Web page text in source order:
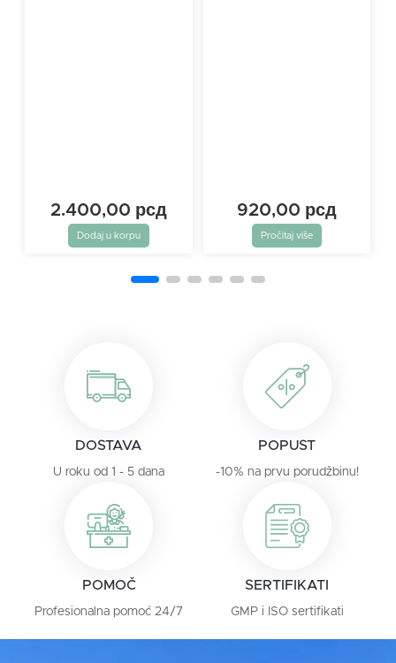
2.400,00 рсд
Dodaj u korpu
920,00 рсд
Pročitaj više
DOSTAVA
U roku od 1 - 5 dana
POPUST
-10% na prvu porudžbinu!
POMOČ
Profesionalna pomoć 24/7
SERTIFIKATI
GMP i ISO sertifikati